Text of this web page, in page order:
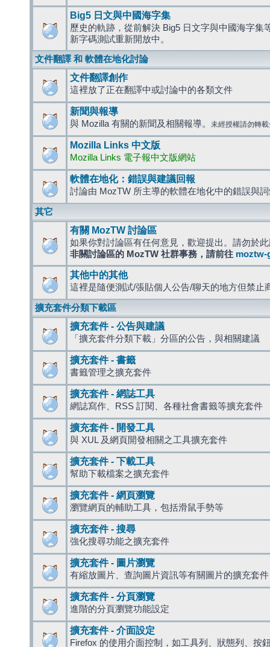
Big5 日文與中國海字集
歷史的軌跡，從前解決 Big5 日文字與中國海字集
新字碼測試重新開放中。
文件翻譯 和 軟體在地化討論
文件翻譯創作
這裡放了正在翻譯中或討論中的各類文件
新聞與報導
與 Mozilla 有關的新聞及相關報導。 未經授權請勿轉
Mozilla Links 中文版
Mozilla Links 電子報中文版網站
軟體在地化：錯誤與建議回報
討論由 MozTW 所主導的軟體在地化中的錯誤與
其它
有關 MozTW 討論區
如果你對討論區有任何意見，歡迎提出。請勿於
非關討論區的 MozTW 社群事務，請前往 moztw-
其他中的其他
這裡是隨便測試/張貼個人公告/聊天的地方但禁止
擴充套件分類下載區
擴充套件 - 公告與建議
「擴充套件分類下載」分區的公告，與相關建議
擴充套件 - 書籤
書籤管理之擴充套件
擴充套件 - 網誌工具
網誌寫作、RSS 訂閱、各種社會書籤等擴充套件
擴充套件 - 開發工具
與 XUL 及網頁開發相關之工具擴充套件
擴充套件 - 下載工具
幫助下載檔案之擴充套件
擴充套件 - 網頁瀏覽
瀏覽網頁的輔助工具，包括滑鼠手勢等
擴充套件 - 搜尋
強化搜尋功能之擴充套件
擴充套件 - 圖片瀏覽
有縮放圖片、查詢圖片資訊等有關圖片的擴充套件
擴充套件 - 分頁瀏覽
進階的分頁瀏覽功能設定
擴充套件 - 介面設定
Firefox 的使用介面控制，如工具列、狀態列、按